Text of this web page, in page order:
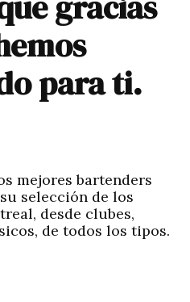
para ti.
mejores bartenders
selección de los
desde clubes,
de todos los tipos.